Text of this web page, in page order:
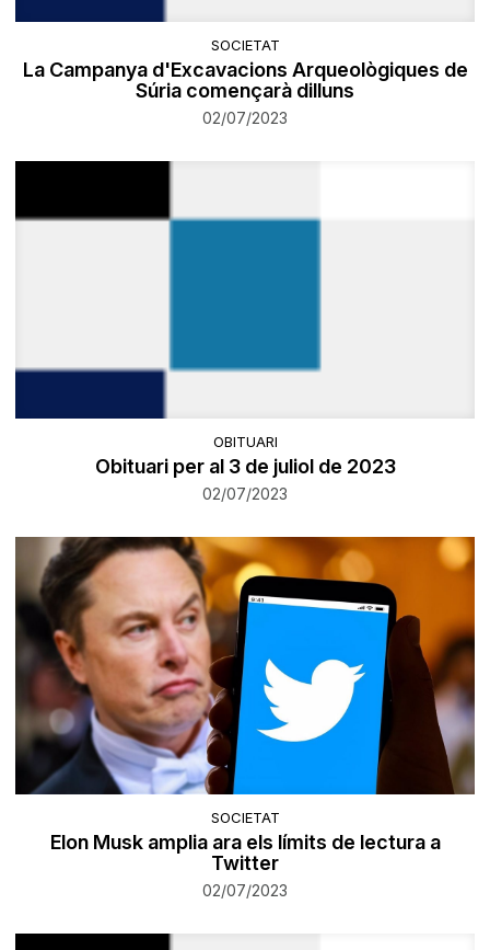
SOCIETAT
La Campanya d'Excavacions Arqueològiques de
Súria començarà dilluns
02/07/2023
OBITUARI
Obituari per al 3 de juliol de 2023
02/07/2023
SOCIETAT
Elon Musk amplia ara els límits de lectura a
Twitter
02/07/2023